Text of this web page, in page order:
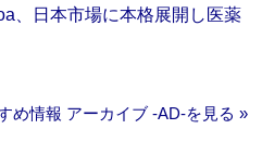
、日本市場に本格展開し医薬
め情報 アーカイブ ‐AD‐を見る »